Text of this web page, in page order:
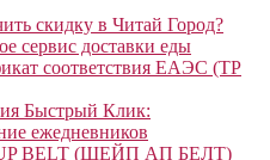
скидку в Читай Город?
сервис доставки еды
соответствия ЕАЭС (ТР
Быстрый Клик:
ежедневников
BELT (ШЕЙП АП БЕЛТ)